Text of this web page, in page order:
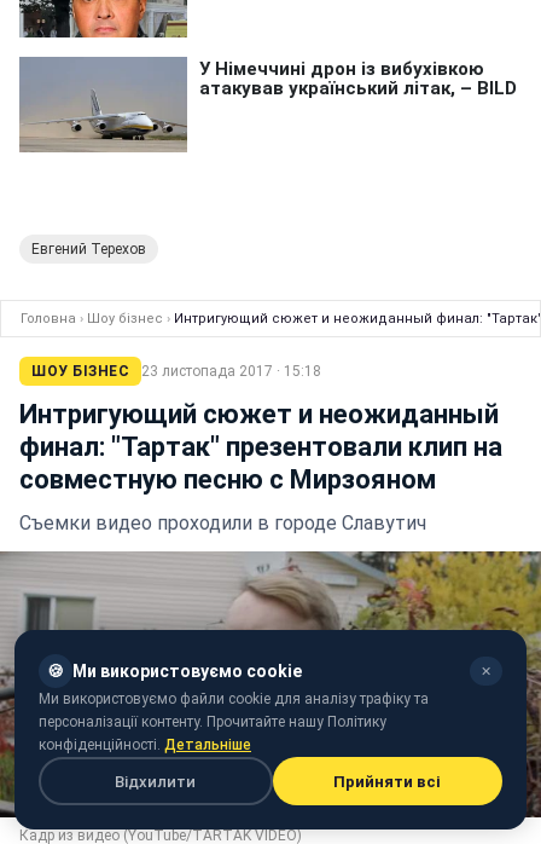
Евгений Терехов
Головна › Шоу бізнес › Интригующий сюжет и неожиданный финал:
ШОУ БІЗНЕС 23 листопада 2017 · 15:18
Интригующий сюжет и неожиданный
финал: "Тартак" презентовали клип на
совместную песню с Мирзояном
Съемки видео проходили в городе Славутич
Кадр из видео (YouTube/TARTAK VIDEO)
🍪 Ми використовуємо cookie ✕
Ми використовуємо файли cookie для аналізу трафіку та
персоналізації контенту. Прочитайте нашу Політику
конфіденційності. Детальніше
Відхилити Прийняти всі